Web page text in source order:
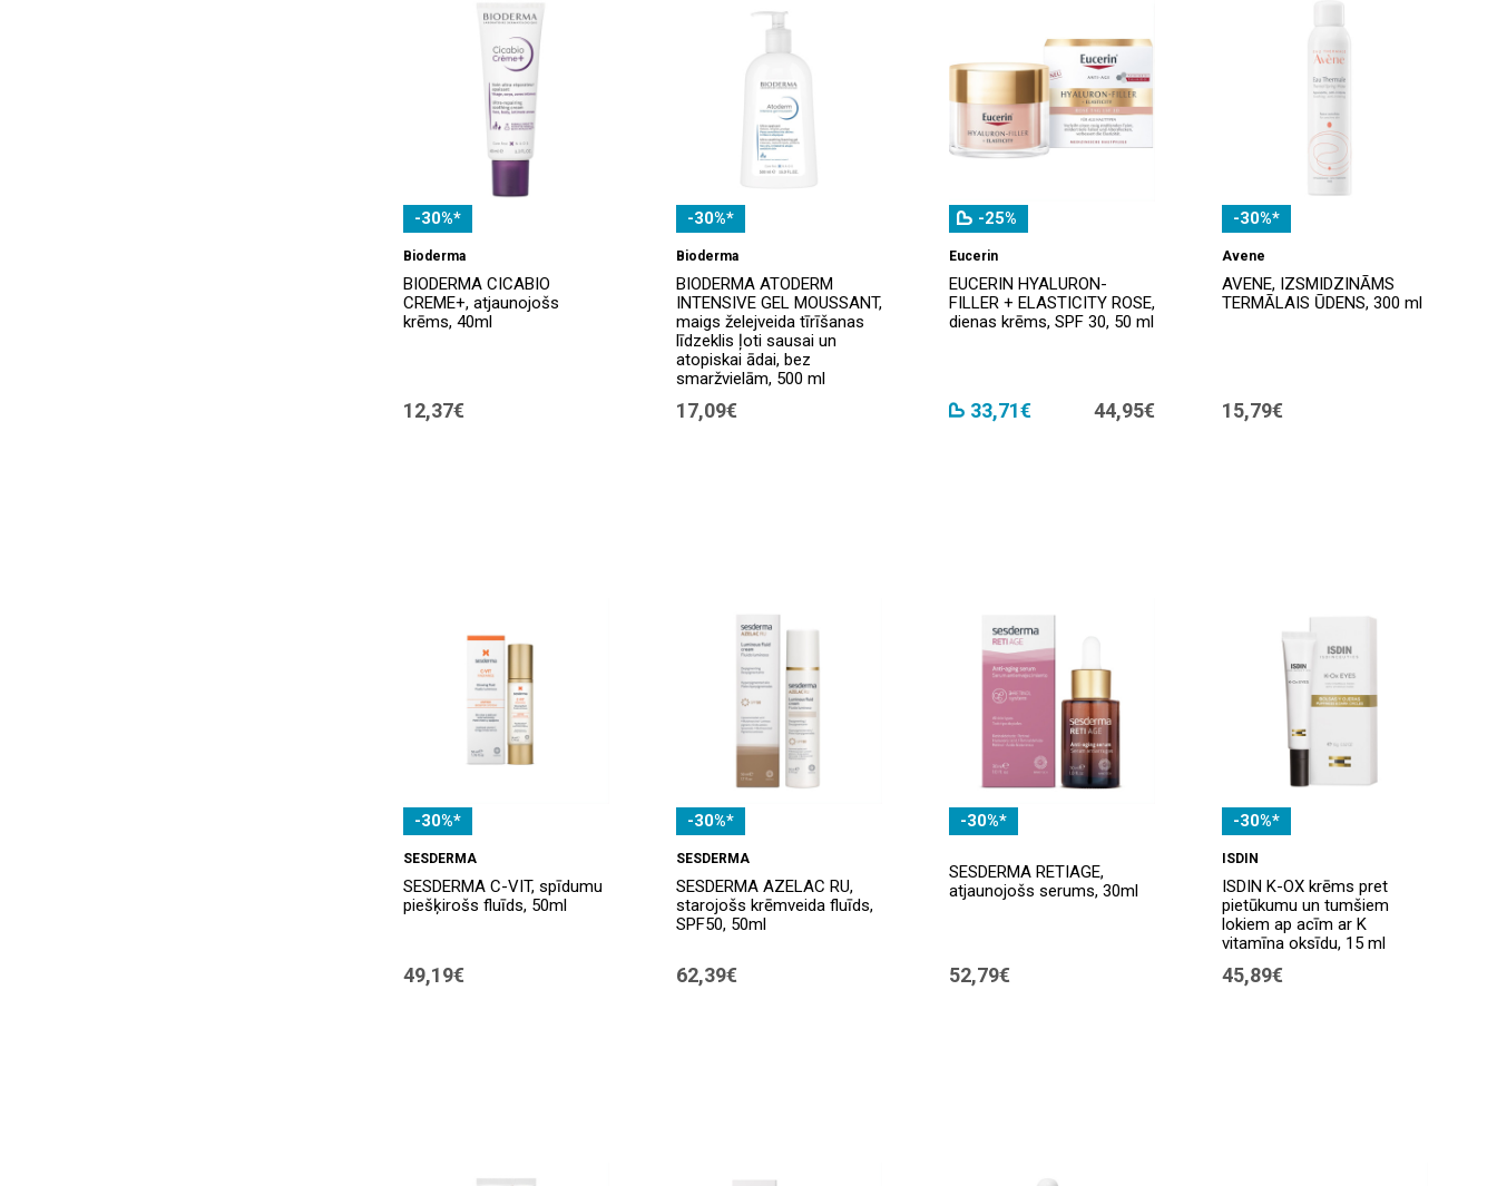
-30%*
Bioderma
BIODERMA CICABIO
CREME+, atjaunojošs
krēms, 40ml
12,37€
-30%*
Bioderma
BIODERMA ATODERM
INTENSIVE GEL MOUSSANT,
maigs želejveida tīrīšanas
līdzeklis ļoti sausai un
atopiskai ādai, bez
smaržvielām, 500 ml
17,09€
-25%
Eucerin
EUCERIN HYALURON-
FILLER + ELASTICITY ROSE,
dienas krēms, SPF 30, 50 ml
33,71€ 44,95€
-30%*
Avene
AVENE, IZSMIDZINĀMS
TERMĀLAIS ŪDENS, 300 ml
15,79€
-30%*
SESDERMA
SESDERMA C-VIT, spīdumu
piešķirošs fluīds, 50ml
49,19€
-30%*
SESDERMA
SESDERMA AZELAC RU,
starojošs krēmveida fluīds,
SPF50, 50ml
62,39€
-30%*
SESDERMA RETIAGE,
atjaunojošs serums, 30ml
52,79€
-30%*
ISDIN
ISDIN K-OX krēms pret
pietūkumu un tumšiem
lokiem ap acīm ar K
vitamīna oksīdu, 15 ml
45,89€